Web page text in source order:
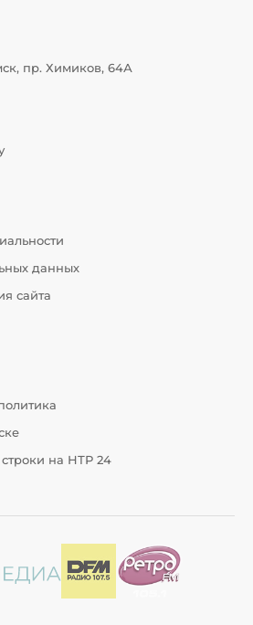
пр. Химиков, 64А
данных
сайта
на НТР 24